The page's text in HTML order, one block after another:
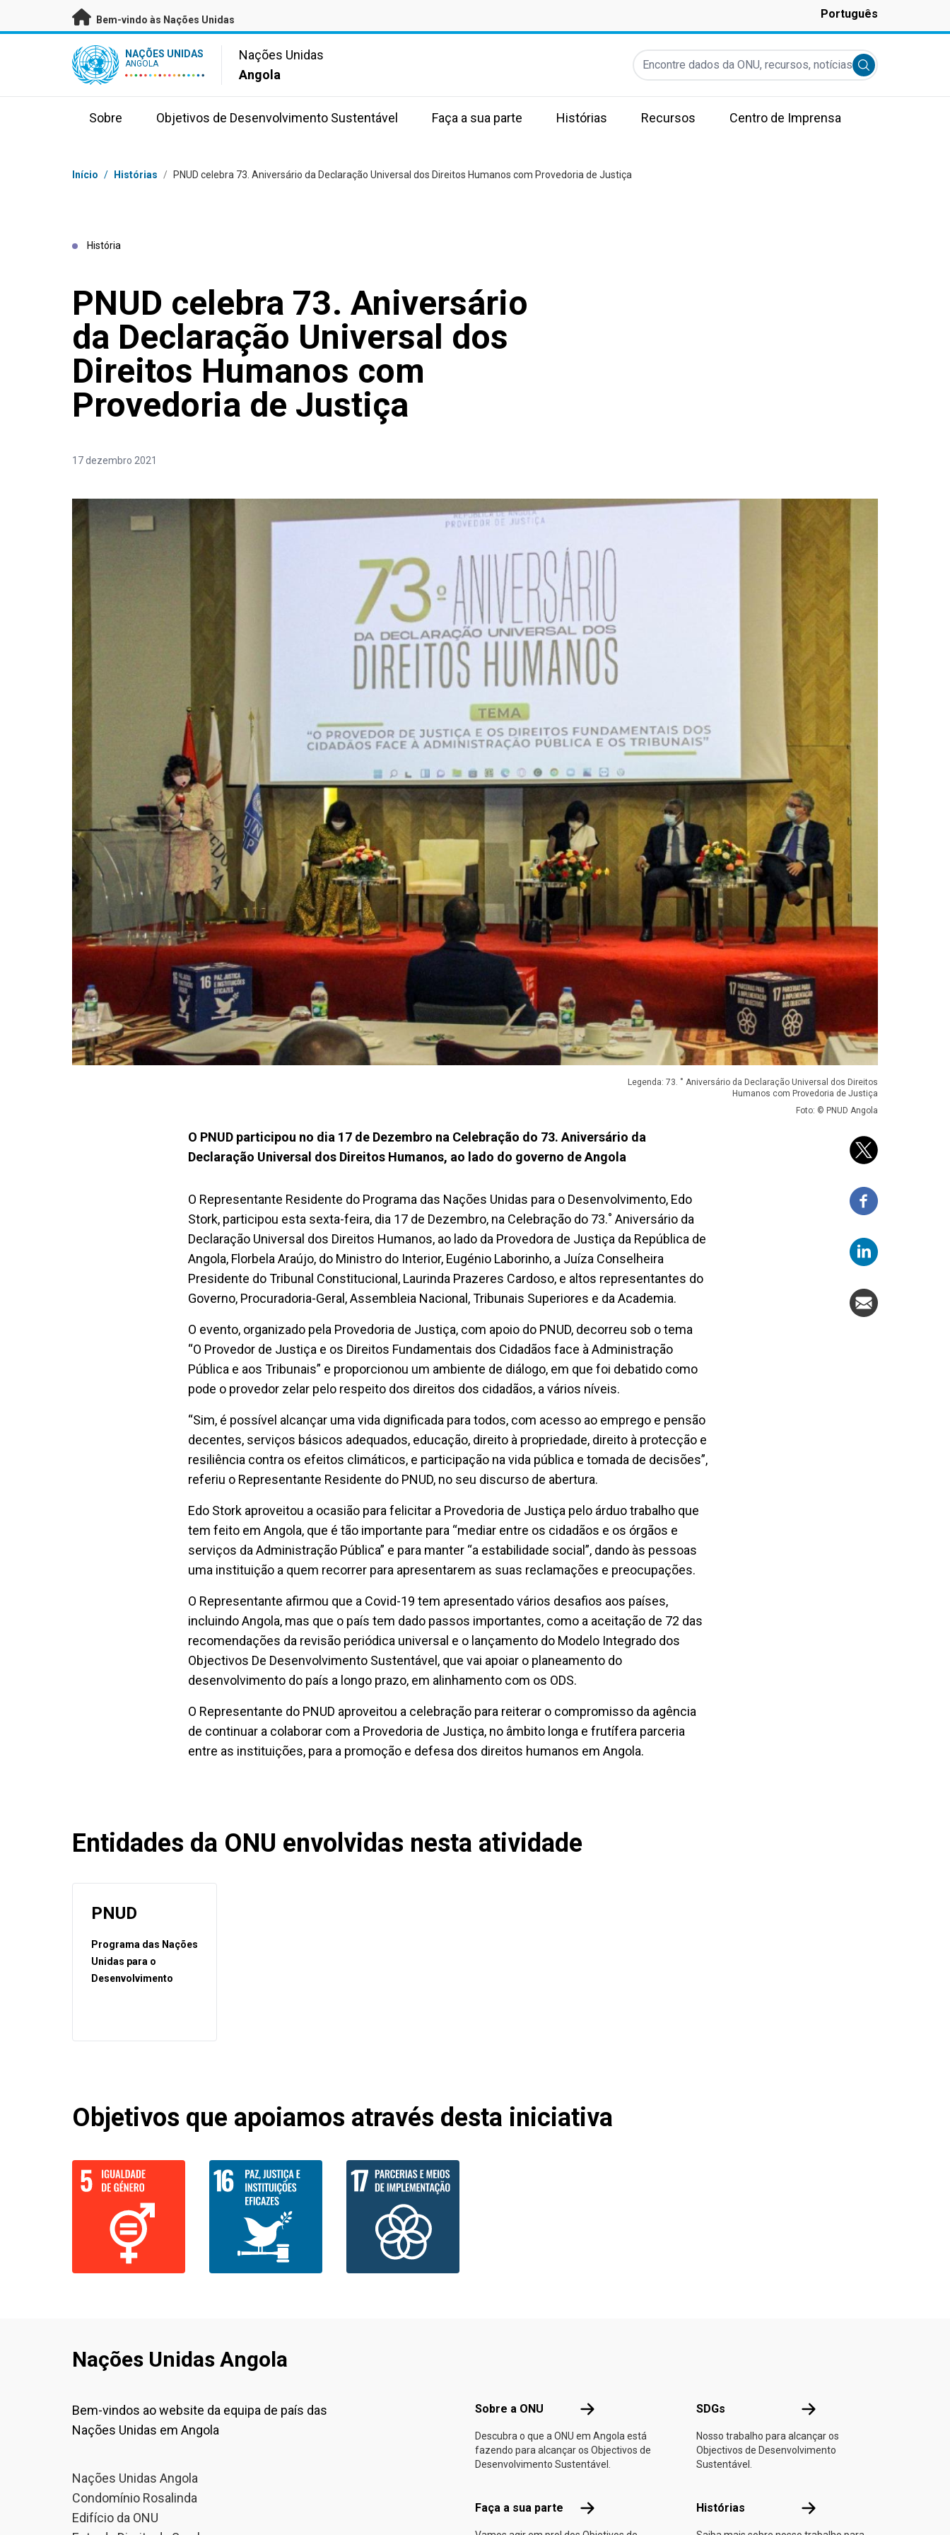
Saltar para conteúdo principal
Bem-vindo às Nações Unidas Português
UN Logo NAÇÕES UNIDAS
ANGOLA
Nações Unidas
Angola
Encontre dados da ONU, recursos, notícias e muito mais...
Submit search
Sobre Objetivos de Desenvolvimento Sustentável Faça a sua parte Histórias Recursos Centro de Imprensa
Breadcrumb
Início / Histórias / PNUD celebra 73. Aniversário da Declaração Universal dos Direitos Humanos com Provedoria de Justiça
História
PNUD celebra 73. Aniversário
da Declaração Universal dos
Direitos Humanos com
Provedoria de Justiça
17 dezembro 2021
Legenda: 73. ˚ Aniversário da Declaração Universal dos Direitos
Humanos com Provedoria de Justiça
Foto: © PNUD Angola
O PNUD participou no dia 17 de Dezembro na Celebração do 73. Aniversário da
Declaração Universal dos Direitos Humanos, ao lado do governo de Angola
O Representante Residente do Programa das Nações Unidas para o Desenvolvimento, Edo
Stork, participou esta sexta-feira, dia 17 de Dezembro, na Celebração do 73.˚ Aniversário da
Declaração Universal dos Direitos Humanos, ao lado da Provedora de Justiça da República de
Angola, Florbela Araújo, do Ministro do Interior, Eugénio Laborinho, a Juíza Conselheira
Presidente do Tribunal Constitucional, Laurinda Prazeres Cardoso, e altos representantes do
Governo, Procuradoria-Geral, Assembleia Nacional, Tribunais Superiores e da Academia.
O evento, organizado pela Provedoria de Justiça, com apoio do PNUD, decorreu sob o tema
“O Provedor de Justiça e os Direitos Fundamentais dos Cidadãos face à Administração
Pública e aos Tribunais” e proporcionou um ambiente de diálogo, em que foi debatido como
pode o provedor zelar pelo respeito dos direitos dos cidadãos, a vários níveis.
“Sim, é possível alcançar uma vida dignificada para todos, com acesso ao emprego e pensão
decentes, serviços básicos adequados, educação, direito à propriedade, direito à protecção e
resiliência contra os efeitos climáticos, e participação na vida pública e tomada de decisões”,
referiu o Representante Residente do PNUD, no seu discurso de abertura.
Edo Stork aproveitou a ocasião para felicitar a Provedoria de Justiça pelo árduo trabalho que
tem feito em Angola, que é tão importante para “mediar entre os cidadãos e os órgãos e
serviços da Administração Pública” e para manter “a estabilidade social”, dando às pessoas
uma instituição a quem recorrer para apresentarem as suas reclamações e preocupações.
O Representante afirmou que a Covid-19 tem apresentado vários desafios aos países,
incluindo Angola, mas que o país tem dado passos importantes, como a aceitação de 72 das
recomendações da revisão periódica universal e o lançamento do Modelo Integrado dos
Objectivos De Desenvolvimento Sustentável, que vai apoiar o planeamento do
desenvolvimento do país a longo prazo, em alinhamento com os ODS.
O Representante do PNUD aproveitou a celebração para reiterar o compromisso da agência
de continuar a colaborar com a Provedoria de Justiça, no âmbito longa e frutífera parceria
entre as instituições, para a promoção e defesa dos direitos humanos em Angola.
Entidades da ONU envolvidas nesta atividade
PNUD
Programa das Nações
Unidas para o
Desenvolvimento
Objetivos que apoiamos através desta iniciativa
Nações Unidas Angola
Bem-vindos ao website da equipa de país das
Nações Unidas em Angola
Nações Unidas Angola
Condomínio Rosalinda
Edifício da ONU
Sobre a ONU Sobre a ONU
Descubra o que a ONU em Angola está
fazendo para alcançar os Objectivos de
Desenvolvimento Sustentável.
SDGs SDGs
Nosso trabalho para alcançar os
Objectivos de Desenvolvimento
Sustentável.
Faça a sua parte Faça a sua parte Histórias Histórias